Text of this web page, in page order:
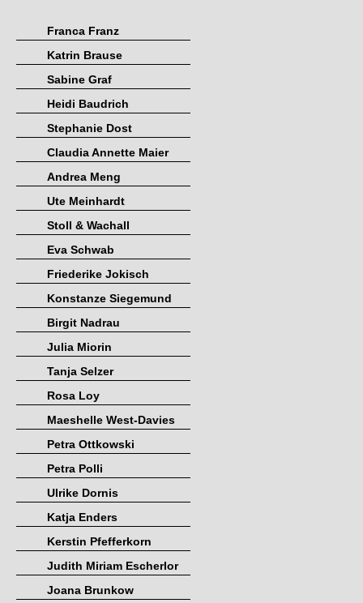
Franca Franz
Katrin Brause
Sabine Graf
Heidi Baudrich
Stephanie Dost
Claudia Annette Maier
Andrea Meng
Ute Meinhardt
Stoll & Wachall
Eva Schwab
Friederike Jokisch
Konstanze Siegemund
Birgit Nadrau
Julia Miorin
Tanja Selzer
Rosa Loy
Maeshelle West-Davies
Petra Ottkowski
Petra Polli
Ulrike Dornis
Katja Enders
Kerstin Pfefferkorn
Judith Miriam Escherlor
Joana Brunkow